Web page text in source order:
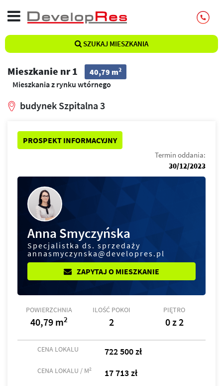
SZUKAJ MIESZKANIA
Mieszkanie nr 1 40,79 m2
Mieszkania z rynku wtórnego
budynek Szpitalna 3
PROSPEKT INFORMACYJNY
Termin oddania:
30/12/2023
Anna Smyczyńska
Specjalistka ds. sprzedaży
annasmyczynska@developres.pl
ZAPYTAJ O MIESZKANIE
POWIERZCHNIA
40,79 m2
ILOŚĆ POKOI
2
PIĘTRO
0 z 2
CENA LOKALU 722 500 zł
CENA LOKALU / M2 17 713 zł